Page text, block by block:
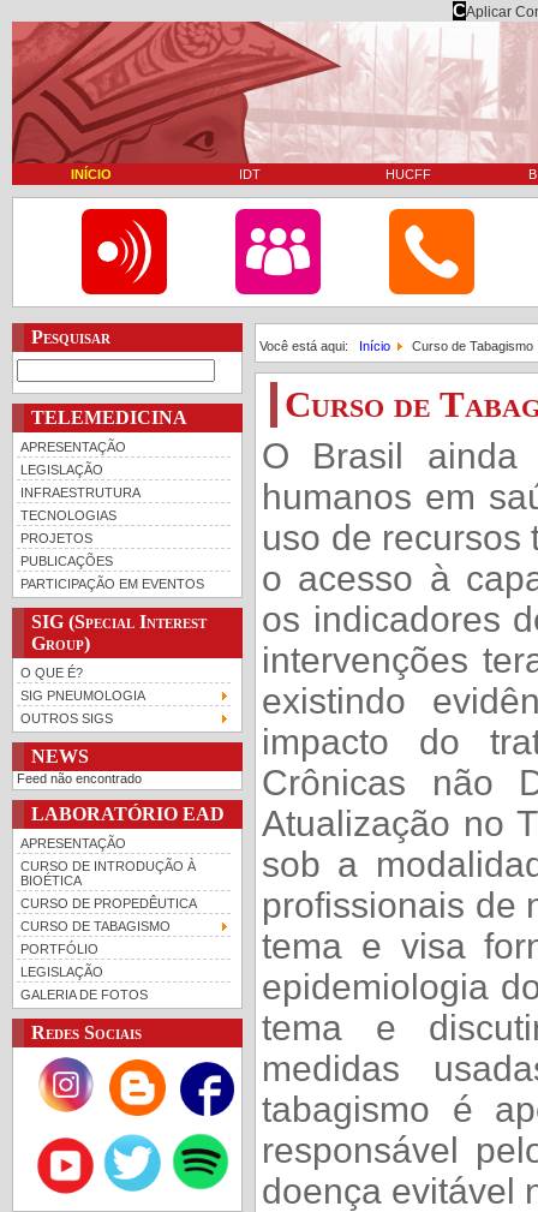
CAplicar
INÍCIO IDT HUCFF
Pesquisar
TELEMEDICINA
APRESENTAÇÃO
LEGISLAÇÃO
INFRAESTRUTURA
TECNOLOGIAS
PROJETOS
PUBLICAÇÕES
PARTICIPAÇÃO EM EVENTOS
SIG (Special Interest
Group)
O QUE É?
SIG PNEUMOLOGIA
OUTROS SIGS
NEWS
Feed não encontrado
LABORATÓRIO EAD
APRESENTAÇÃO
CURSO DE INTRODUÇÃO À
BIOÉTICA
CURSO DE PROPEDÊUTICA
CURSO DE TABAGISMO
PORTFÓLIO
LEGISLAÇÃO
GALERIA DE FOTOS
Redes Sociais
Você está aqui: Início Curso de Tabagismo
Curso de
O Brasil ainda
humanos em
uso de recursos
o acesso à
os indicadores
intervenções
existindo
impacto do
Crônicas não
Atualização no
sob a
profissionais de
tema e visa
epidemiologia
tema e
medidas
tabagismo é
responsável
doença evitável